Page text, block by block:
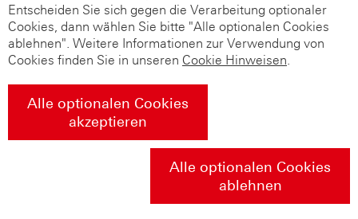
Entscheiden Sie sich gegen die Verarbeitung optionaler
Cookies, dann wählen Sie bitte "Alle optionalen Cookies
ablehnen". Weitere Informationen zur Verwendung von
Cookies finden Sie in unseren Cookie Hinweisen.
Alle optionalen Cookies
akzeptieren
Alle optionalen Cookies
ablehnen